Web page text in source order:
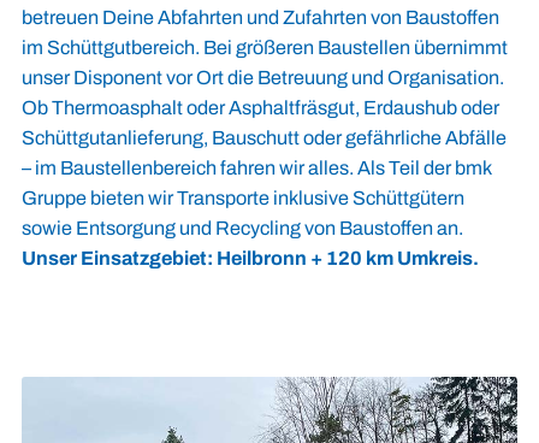
betreuen Deine Abfahrten und Zufahrten von Baustoffen
im Schüttgutbereich. Bei größeren Baustellen übernimmt
unser Disponent vor Ort die Betreuung und Organisation.
Ob Thermoasphalt oder Asphaltfräsgut, Erdaushub oder
Schüttgutanlieferung, Bauschutt oder gefährliche Abfälle
– im Baustellenbereich fahren wir alles. Als Teil der bmk
Gruppe bieten wir Transporte inklusive Schüttgütern
sowie Entsorgung und Recycling von Baustoffen an.
Unser Einsatzgebiet: Heilbronn + 120 km Umkreis.